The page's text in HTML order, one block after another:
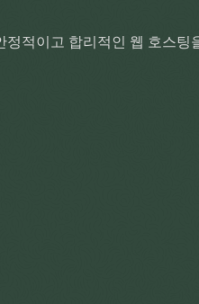
적이고 합리적인 웹 호스팅